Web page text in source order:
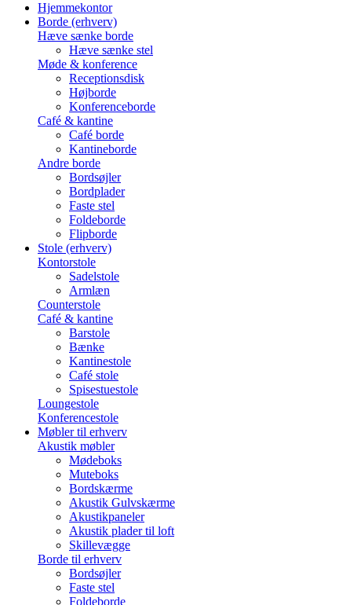
Hjemmekontor
Borde (erhverv)
Hæve sænke borde
Hæve sænke stel
Møde & konference
Receptionsdisk
Højborde
Konferenceborde
Café & kantine
Café borde
Kantineborde
Andre borde
Bordsøjler
Bordplader
Faste stel
Foldeborde
Flipborde
Stole (erhverv)
Kontorstole
Sadelstole
Armlæn
Counterstole
Café & kantine
Barstole
Bænke
Kantinestole
Café stole
Spisestuestole
Loungestole
Konferencestole
Møbler til erhverv
Akustik møbler
Mødeboks
Muteboks
Bordskærme
Akustik Gulvskærme
Akustikpaneler
Akustik plader til loft
Skillevægge
Borde til erhverv
Bordsøjler
Faste stel
Foldeborde